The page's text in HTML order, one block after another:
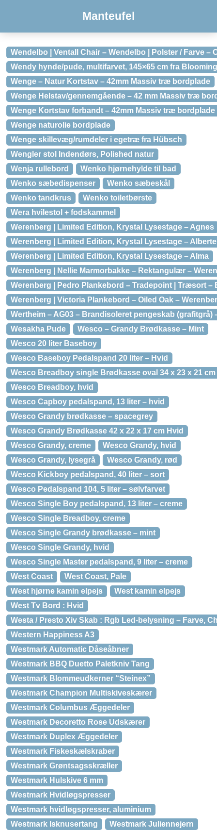
Manteufel
Wendelbo | Ventall Chair – Wendelbo | Polster / Farve –
Wendy hynde/pude, multifarvet, 145×65 cm fra
Wenge – Natur Kortstav – 42mm Massiv træ bordplade
Wenge Helstav/gennemgående – 42 mm Massiv træ
Wenge Kortstav forbandt – 42mm Massiv træ bordplade
Wenge naturolie bordplade
Wenge skillevæg/rumdeler i egetræ fra Hübsch
Wengler stol Indendørs, Polished natur
Wenja rullebord
Wenko hjørnehylde til bad
Wenko sæbedispenser
Wenko sæbeskål
Wenko tandkrus
Wenko toiletbørste
Wera hvilestol + fodskammel
Werenberg | Limited Edition, Krystal Lysestage – Agnes
Werenberg | Limited Edition, Krystal Lysestage –
Werenberg | Limited Edition, Krystal Lysestage – Alma
Werenberg | Nellie Marmorbakke – Rektangulær –
Werenberg | Pedro Plankebord – Tradepoint | Træsort –
Werenberg | Victoria Plankebord – Oiled Oak –
Wertheim – AG03 – Brandisoleret pengeskab (grafitgrå)
Wesakha Pude
Wesco – Grandy Brødkasse – Mint
Wesco 20 liter Baseboy
Wesco Baseboy Pedalspand 20 liter – Hvid
Wesco Breadboy single Brødkasse oval 34 x 23 x 21 cm
Wesco Breadboy, hvid
Wesco Capboy pedalspand, 13 liter – hvid
Wesco Grandy brødkasse – spacegrey
Wesco Grandy Brødkasse 42 x 22 x 17 cm Hvid
Wesco Grandy, creme
Wesco Grandy, hvid
Wesco Grandy, lysegrå
Wesco Grandy, rød
Wesco Kickboy pedalspand, 40 liter – sort
Wesco Pedalspand 104, 5 liter – sølvfarvet
Wesco Single Boy pedalspand, 13 liter – creme
Wesco Single Breadboy, creme
Wesco Single Grandy brødkasse – mint
Wesco Single Grandy, hvid
Wesco Single Master pedalspand, 9 liter – creme
West Coast
West Coast, Pale
West hjørne kamin elpejs
West kamin elpejs
West Tv Bord : Hvid
Westa / Presto Xiv Skab : Rgb Led-belysning – Farve,
Western Happiness A3
Westmark Automatic Dåseåbner
Westmark BBQ Duetto Paletkniv Tang
Westmark Blommeudkerner “Steinex”
Westmark Champion Multiskiveskærer
Westmark Columbus Æggedeler
Westmark Decoretto Rose Udskærer
Westmark Duplex Æggedeler
Westmark Fiskeskælskraber
Westmark Grøntsagsskræller
Westmark Hulskive 6 mm
Westmark Hvidløgspresser
Westmark hvidløgspresser, aluminium
Westmark Isknusertang
Westmark Juliennejern